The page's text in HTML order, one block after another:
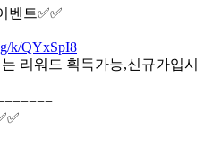
벤트✅✅
k/QYxSpI8
리워드 획득가능,신규가입시